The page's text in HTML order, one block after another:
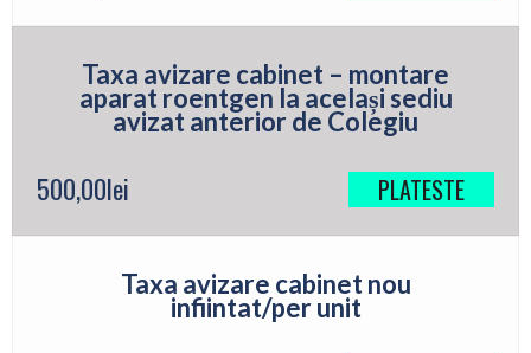
Taxa avizare cabinet – montare
aparat roentgen la același sediu
avizat anterior de Colegiu
500,00lei PLATESTE
Taxa avizare cabinet nou
infiintat/per unit